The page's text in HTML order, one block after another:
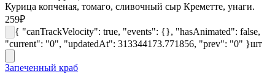
Курица копченая, томаго, сливочный сыр Креметте, унаги.
259₽
{ "canTrackVelocity": true, "events": {}, "hasAnimated": false,
"current": "0", "updatedAt": 313344173.771856, "prev": "0" }шт
Запеченный краб